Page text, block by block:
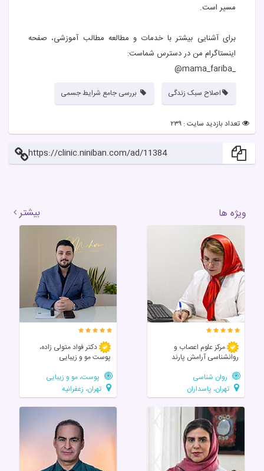
مسیر است.
برای آشنایی بیشتر با خدمات و مطالعه مطالب آموزشی، صفحه
اینستاگرام من در دسترس شماست:
_mama_fariba@
اصلاح سبک زندگی بررسی جامع شرایط جسمی
تعداد بازدید سایت : ۲۳۹
https://clinic.niniban.com/ad/11384
ویژه ها بیشتر
مرکز علوم اعصاب و
روانشناسی آرامش پارند
روان شناسی
تهران، پاسداران
دکتر فواد متولی زاده،
پوست مو و زیبایی
پوست، مو و زیبایی
تهران، زعفرانیه